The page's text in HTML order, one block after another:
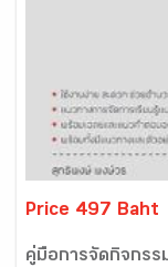
Price 497 Baht
คู่มือการจัดกิจกรรม